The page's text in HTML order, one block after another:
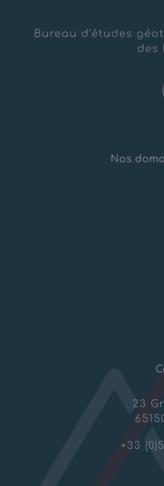
Bureau d’études
des
Nos
23
+33